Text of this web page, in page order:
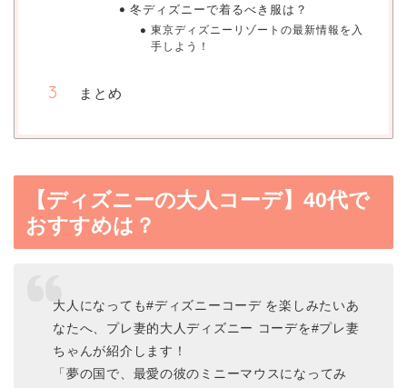
冬ディズニーで着るべき服は？
東京ディズニーリゾートの最新情報を入
手しよう！
まとめ
【ディズニーの大人コーデ】40代で
おすすめは？
大人になっても#ディズニーコーデ を楽しみたいあ
なたへ、プレ妻的大人ディズニー コーデを#プレ妻
ちゃんが紹介します！
「夢の国で、最愛の彼のミニーマウスになってみ